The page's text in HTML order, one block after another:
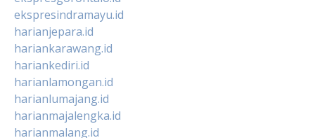
ekspresindramayu.id
harianjepara.id
hariankarawang.id
hariankediri.id
harianlamongan.id
harianlumajang.id
harianmajalengka.id
harianmalang.id